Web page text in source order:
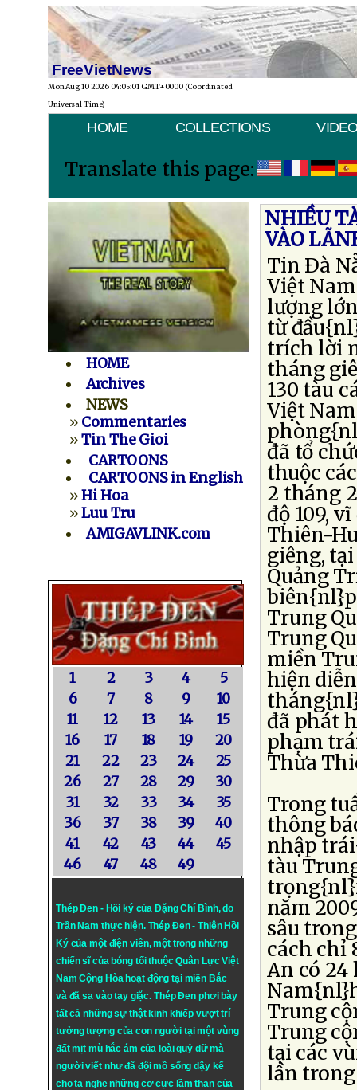
FreeVietNews
Mon Aug 10 2026 04:05:01 GMT+0000 (Coordinated
Universal Time)
HOME COLLECTIONS
Translate this page:
HOME
Archives
NEWS
» Commentaries
»Tin The Gioi
CARTOONS
CARTOONS in English
»Hi Hoa
»Luu Tru
AMIGAVLINK.com
1 2 3 4
5
6
7 8 9
10
11
12 13 14
15
16
17 18 19
20
21
22 23 24
25
26
27 28 29
30
31
32 33 34
35
36
37 38 39
40
41
42 43 44
45
46
47 48 49
Thép Đen - Hồi ký của Đặng Chí Bình, do
Trần Nam thực hiện. Thép Đen- Thiên Hồi
Ký của một điện viên, một trong những
chiến sĩ của bóng tối thuộc Quân Lực Việt
Nam Cộng Hòa hoạt động tại miền Bắc
và đã sa vào tay giặc. Thép Đen phơi bày
tất cả những sự thật kinh khiếp vượt trí
tưởng tượng của con người tại một vùng
đất mịt mù hắc ám của loài quỷ dữ mà
người viết như đã đội mồ sống dậy kể
cho ta nghe những cơ cực lầm than của
NHIỀU
VÀO
Tin Ðà
Việt
lượng
từ
trích lời
tháng
130 tàu
Việt
đã tổ
thuộc
2 tháng
độ 109,
Thiên-
giêng,
Quảng
Trung
Trung
miền
hiện
đã phát
phạm
Thừa
Trong
thông
nhập
tàu
năm
sâu
cách chỉ
An có 24
Trung
Trung
tại các
lần